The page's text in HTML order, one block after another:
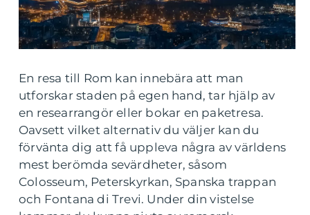
En resa till Rom kan innebära att man
utforskar staden på egen hand, tar hjälp av
en researrangör eller bokar en paketresa.
Oavsett vilket alternativ du väljer kan du
förvänta dig att få uppleva några av världens
mest berömda sevärdheter, såsom
Colosseum, Peterskyrkan, Spanska trappan
och Fontana di Trevi. Under din vistelse